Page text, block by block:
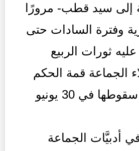
إلى سيد قطب- مرورًا
وفترة السادات حتى
ثورات الربيع
الجماعة قمة الحكم
في مصر إلى سقوطها في 30 يونيو
أدبيَّات الجماعة